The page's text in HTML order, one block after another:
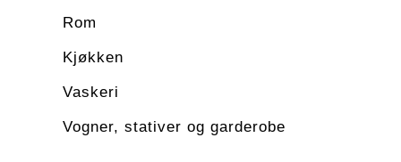
Rom
Kjøkken
Vaskeri
Vogner, stativer og garderobe